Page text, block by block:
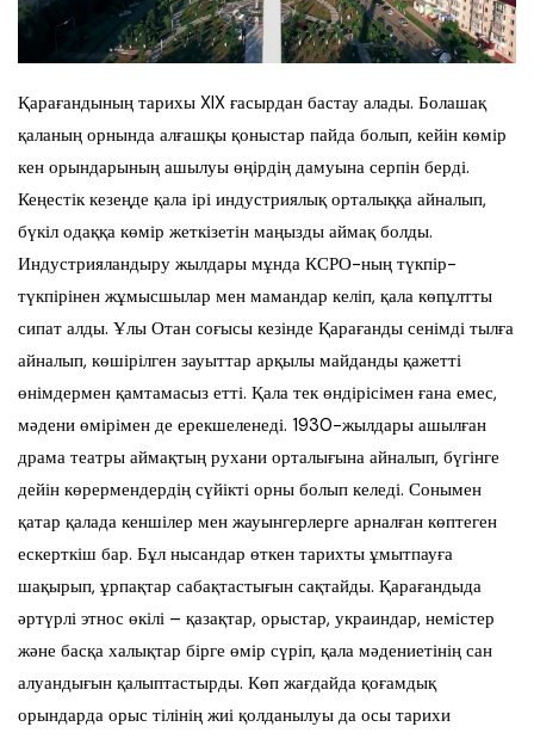
Қарағандының тарихы XIX ғасырдан бастау алады. Болашақ
қаланың орнында алғашқы қоныстар пайда болып, кейін көмір
кен орындарының ашылуы өңірдің дамуына серпін берді.
Кеңестік кезеңде қала ірі индустриялық орталыққа айналып,
бүкіл одаққа көмір жеткізетін маңызды аймақ болды.
Индустрияландыру жылдары мұнда КСРО-ның түкпір-
түкпірінен жұмысшылар мен мамандар келіп, қала көпұлтты
сипат алды. Ұлы Отан соғысы кезінде Қарағанды сенімді тылға
айналып, көшірілген зауыттар арқылы майданды қажетті
өнімдермен қамтамасыз етті. Қала тек өндірісімен ғана емес,
мәдени өмірімен де ерекшеленеді. 1930-жылдары ашылған
драма театры аймақтың рухани орталығына айналып, бүгінге
дейін көрермендердің сүйікті орны болып келеді. Сонымен
қатар қалада кеншілер мен жауынгерлерге арналған көптеген
ескерткіш бар. Бұл нысандар өткен тарихты ұмытпауға
шақырып, ұрпақтар сабақтастығын сақтайды. Қарағандыда
әртүрлі этнос өкілі – қазақтар, орыстар, украиндар, немістер
және басқа халықтар бірге өмір сүріп, қала мәдениетінің сан
алуандығын қалыптастырды. Көп жағдайда қоғамдық
орындарда орыс тілінің жиі қолданылуы да осы тарихи